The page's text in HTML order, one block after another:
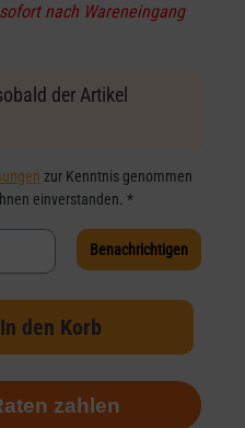
nach Wareneingang
der Artikel
zur Kenntnis genommen
einverstanden. *
Benachrichtigen
In den Korb